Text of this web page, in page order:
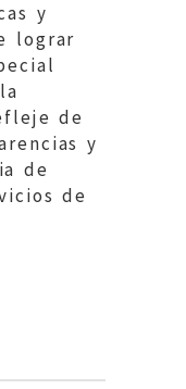
y
lograr
de
y
de
de